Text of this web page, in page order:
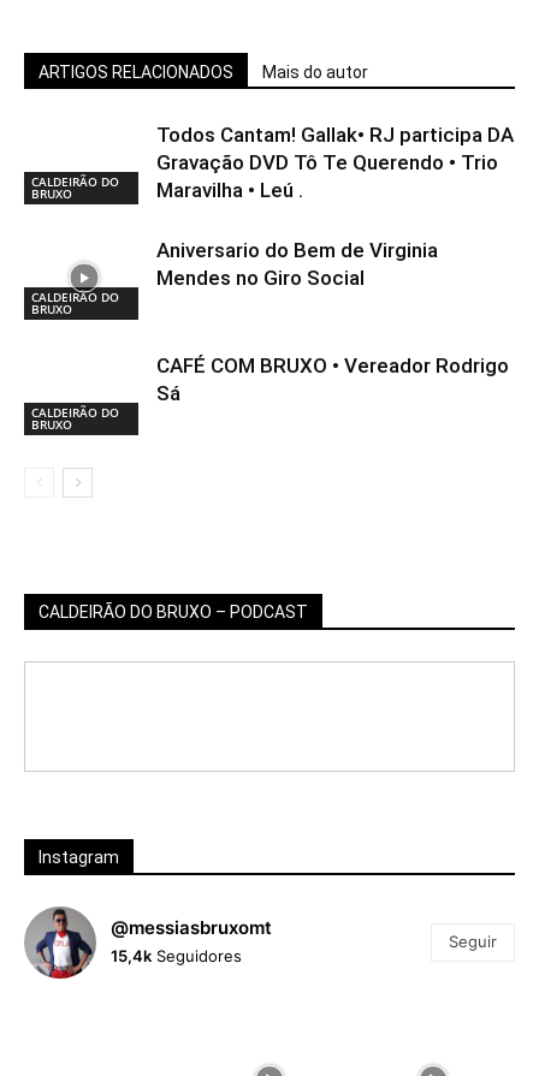
ARTIGOS RELACIONADOS Mais do autor
CALDEIRÃO DO
BRUXO
Todos Cantam! Gallak• RJ participa DA
Gravação DVD Tô Te Querendo • Trio
Maravilha • Leú .
CALDEIRÃO DO
BRUXO
Aniversario do Bem de Virginia
Mendes no Giro Social
CALDEIRÃO DO
BRUXO
CAFÉ COM BRUXO • Vereador Rodrigo
Sá
CALDEIRÃO DO BRUXO – PODCAST
Instagram
@messiasbruxomt
15,4k Seguidores
Seguir